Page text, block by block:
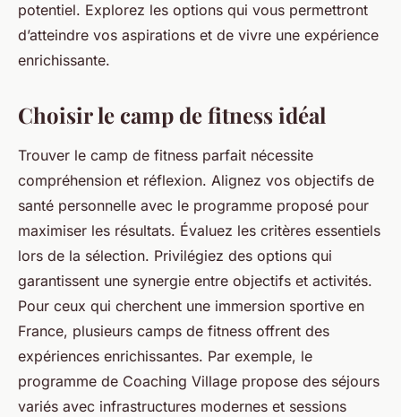
potentiel. Explorez les options qui vous permettront
d’atteindre vos aspirations et de vivre une expérience
enrichissante.
Choisir le camp de fitness idéal
Trouver le camp de fitness parfait nécessite
compréhension et réflexion. Alignez vos objectifs de
santé personnelle avec le programme proposé pour
maximiser les résultats. Évaluez les critères essentiels
lors de la sélection. Privilégiez des options qui
garantissent une synergie entre objectifs et activités.
Pour ceux qui cherchent une immersion sportive en
France, plusieurs camps de fitness offrent des
expériences enrichissantes. Par exemple, le
programme de Coaching Village propose des séjours
variés avec infrastructures modernes et sessions